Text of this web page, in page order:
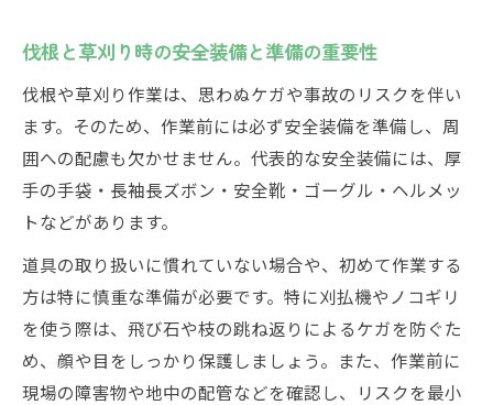
伐根と草刈り時の安全装備と準備の重要性
伐根や草刈り作業は、思わぬケガや事故のリスクを伴い
ます。そのため、作業前には必ず安全装備を準備し、周
囲への配慮も欠かせません。代表的な安全装備には、厚
手の手袋・長袖長ズボン・安全靴・ゴーグル・ヘルメッ
トなどがあります。
道具の取り扱いに慣れていない場合や、初めて作業する
方は特に慎重な準備が必要です。特に刈払機やノコギリ
を使う際は、飛び石や枝の跳ね返りによるケガを防ぐた
め、顔や目をしっかり保護しましょう。また、作業前に
現場の障害物や地中の配管などを確認し、リスクを最小